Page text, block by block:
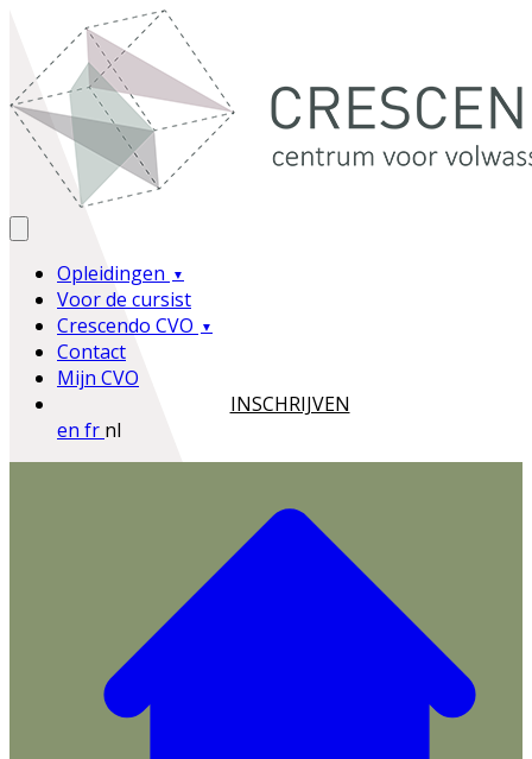
Opleidingen
Voor de cursist
Crescendo CVO
Contact
Mijn CVO
INSCHRIJVEN
en fr nl